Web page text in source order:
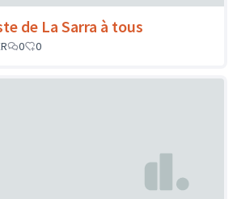
de La Sarra à tous
0 0